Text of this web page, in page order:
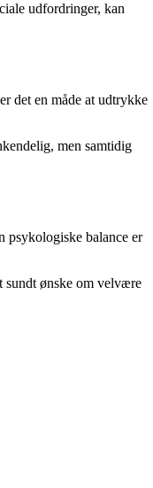
udfordringer, kan
det en måde at udtrykke
men samtidig
psykologiske balance er
sundt ønske om velvære